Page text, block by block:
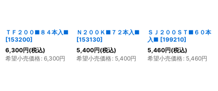
ＴＦ２００■８４本入■
[153200]
6,300円(税込)
希望小売価格: 6,300円
Ｎ２００Ｋ■７２本入■
[153130]
5,400円(税込)
希望小売価格: 5,400円
ＳＪ２００ＳＴ■６０本
入■ [199210]
5,460円(税込)
希望小売価格: 5,460円